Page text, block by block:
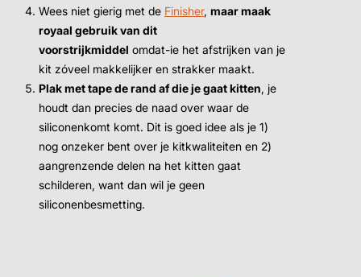
Wees niet gierig met de Finisher,maar maak
royaal gebruik van dit
voorstrijkmiddel omdat-ie het afstrijken van je
kit zóveel makkelijker en strakker maakt.
Plak met tape de rand af die je gaat kitten, je
houdt dan precies de naad over waar de
siliconenkomt komt. Dit is goed idee als je 1)
nog onzeker bent over je kitkwaliteiten en 2)
aangrenzende delen na het kitten gaat
schilderen, want dan wil je geen
siliconenbesmetting.